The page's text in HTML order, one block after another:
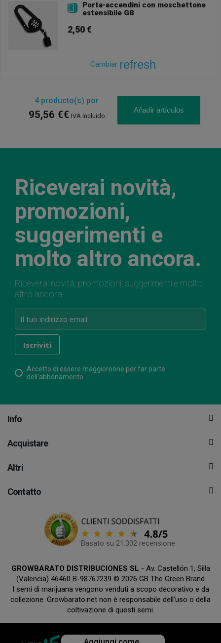

Porta-accendini con moschettone
estensibile GB
2,50 €
Cambiar refresh
4producto(s) por
95,56 €€ IVA incluido
Añadir artículos
Riceverai novità,
promozioni,
suggerimenti e
molto altro ancora.
Riceverai novità, promozioni, suggerimenti e molto
altro ancora.
Accetto di essere maggiorenne per far parte
dell'abbonamento
Info
Acquistare
Altri
Contatto
Basato su 21.302 recensione
GROWBARATO DISTRIBUCIONES SL - Av. Castellón 1, Silla
(Valencia) 46460 B-98767239 © 2026 GB The Green Brand
I semi di marijuana vengono venduti a scopo decorativo e da
collezione. Growbarato.net non è responsabile dell'uso o della
coltivazione di questi semi.